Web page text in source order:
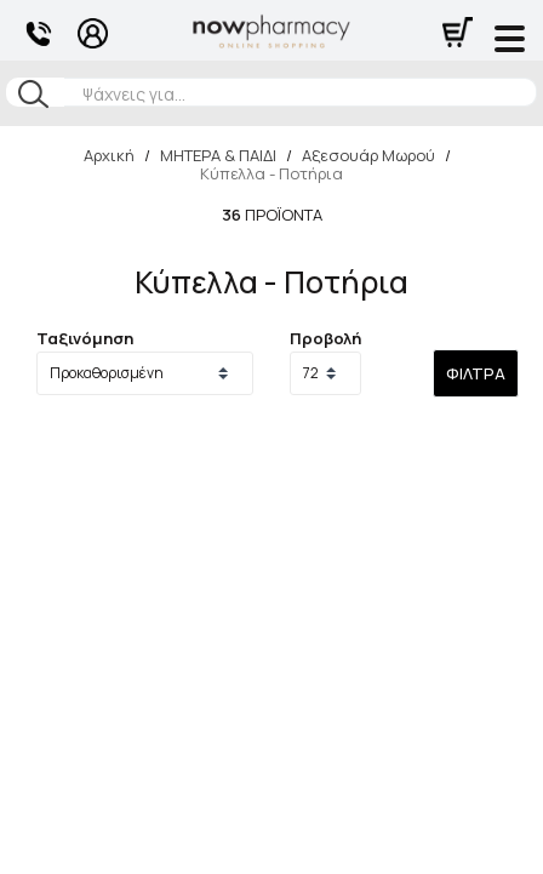
Αναζήτηση
Αρχική / ΜΗΤΕΡΑ & ΠΑΙΔΙ / Αξεσουάρ Μωρού /
Κύπελλα - Ποτήρια
36 ΠΡΟΪΌΝΤΑ
Κύπελλα - Ποτήρια
Ταξινόμηση
Προβολή
ΦΊΛΤΡΑ